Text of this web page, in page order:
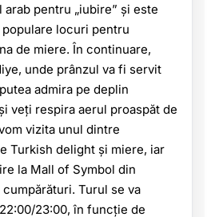
pentru „iubire” și este
locuri pentru
de miere. În continuare,
unde prânzul va fi servit
admira pe deplin
veți respira aerul proaspăt de
vizita unul dintre
Turkish delight și miere, iar
la Mall of Symbol din
Turul se va
23:00, în funcție de